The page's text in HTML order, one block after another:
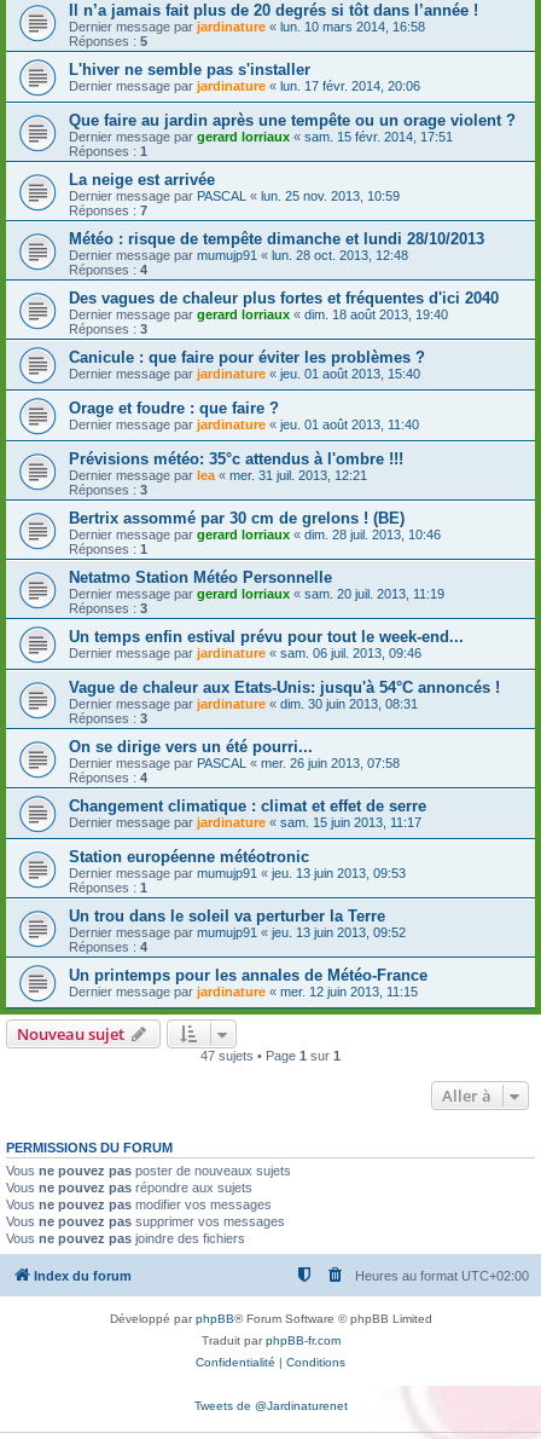
Il n’a jamais fait plus de 20 degrés si tôt dans l’année !
Dernier message par jardinature « lun. 10 mars 2014, 16:58
Réponses : 5
L'hiver ne semble pas s'installer
Dernier message par jardinature « lun. 17 févr. 2014, 20:06
Que faire au jardin après une tempête ou un orage violent ?
Dernier message par gerard lorriaux « sam. 15 févr. 2014, 17:51
Réponses : 1
La neige est arrivée
Dernier message par PASCAL « lun. 25 nov. 2013, 10:59
Réponses : 7
Météo : risque de tempête dimanche et lundi 28/10/2013
Dernier message par mumujp91 « lun. 28 oct. 2013, 12:48
Réponses : 4
Des vagues de chaleur plus fortes et fréquentes d'ici 2040
Dernier message par gerard lorriaux « dim. 18 août 2013, 19:40
Réponses : 3
Canicule : que faire pour éviter les problèmes ?
Dernier message par jardinature « jeu. 01 août 2013, 15:40
Orage et foudre : que faire ?
Dernier message par jardinature « jeu. 01 août 2013, 11:40
Prévisions météo: 35°c attendus à l'ombre !!!
Dernier message par lea « mer. 31 juil. 2013, 12:21
Réponses : 3
Bertrix assommé par 30 cm de grelons ! (BE)
Dernier message par gerard lorriaux « dim. 28 juil. 2013, 10:46
Réponses : 1
Netatmo Station Météo Personnelle
Dernier message par gerard lorriaux « sam. 20 juil. 2013, 11:19
Réponses : 3
Un temps enfin estival prévu pour tout le week-end...
Dernier message par jardinature « sam. 06 juil. 2013, 09:46
Vague de chaleur aux Etats-Unis: jusqu'à 54°C annoncés !
Dernier message par jardinature « dim. 30 juin 2013, 08:31
Réponses : 3
On se dirige vers un été pourri...
Dernier message par PASCAL « mer. 26 juin 2013, 07:58
Réponses : 4
Changement climatique : climat et effet de serre
Dernier message par jardinature « sam. 15 juin 2013, 11:17
Station européenne météotronic
Dernier message par mumujp91 « jeu. 13 juin 2013, 09:53
Réponses : 1
Un trou dans le soleil va perturber la Terre
Dernier message par mumujp91 « jeu. 13 juin 2013, 09:52
Réponses : 4
Un printemps pour les annales de Météo-France
Dernier message par jardinature « mer. 12 juin 2013, 11:15
Nouveau sujet
47 sujets • Page 1 sur 1
Aller à
PERMISSIONS DU FORUM
Vous ne pouvez pas poster de nouveaux sujets
Vous ne pouvez pas répondre aux sujets
Vous ne pouvez pas modifier vos messages
Vous ne pouvez pas supprimer vos messages
Vous ne pouvez pas joindre des fichiers
Index du forum Heures au format UTC+02:00
Développé parphpBB® Forum Software © phpBB Limited
Traduit parphpBB-fr.com
Confidentialité | Conditions
Tweets de @Jardinaturenet